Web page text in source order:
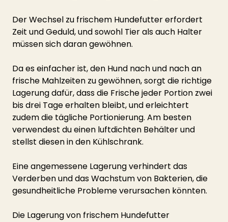
Der Wechsel zu frischem Hundefutter erfordert
Zeit und Geduld, und sowohl Tier als auch Halter
müssen sich daran gewöhnen.
Da es einfacher ist, den Hund nach und nach an
frische Mahlzeiten zu gewöhnen, sorgt die richtige
Lagerung dafür, dass die Frische jeder Portion zwei
bis drei Tage erhalten bleibt, und erleichtert
zudem die tägliche Portionierung. Am besten
verwendest du einen luftdichten Behälter und
stellst diesen in den Kühlschrank.
Eine angemessene Lagerung verhindert das
Verderben und das Wachstum von Bakterien, die
gesundheitliche Probleme verursachen könnten.
Die Lagerung von frischem Hundefutter